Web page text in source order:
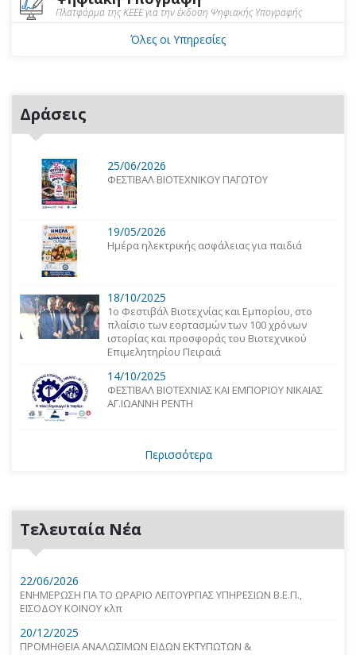
Πλατφόρμα της ΚΕΕΕ για την έκδοση Ψηφιακής Υπογραφής
Όλες οι Υπηρεσίες
Δράσεις
25/06/2026
ΦΕΣΤΙΒΑΛ ΒΙΟΤΕΧΝΙΚΟΥ ΠΑΓΩΤΟΥ
19/05/2026
Ημέρα ηλεκτρικής ασφάλειας για παιδιά
18/10/2025
1o Φεστιβάλ Βιοτεχνίας και Εμπορίου, στο
πλαίσιο των εορτασμών των 100 χρόνων
ιστορίας και προσφοράς του Βιοτεχνικού
Επιμελητηρίου Πειραιά
14/10/2025
ΦΕΣΤΙΒΑΛ ΒΙΟΤΕΧΝΙΑΣ ΚΑΙ ΕΜΠΟΡΙΟΥ ΝΙΚΑΙΑΣ
ΑΓ.ΙΩΑΝΝΗ ΡΕΝΤΗ
Περισσότερα
Τελευταία Νέα
22/06/2026
ΕΝΗΜΕΡΩΣΗ ΓΙΑ ΤΟ ΩΡΑΡΙΟ ΛΕΙΤΟΥΡΓΙΑΣ ΥΠΗΡΕΣΙΩΝ Β.Ε.Π.,
ΕΙΣΟΔΟΥ ΚΟΙΝΟΥ κλπ
20/12/2025
ΠΡΟΜΗΘΕΙΑ ΑΝΑΛΩΣΙΜΩΝ ΕΙΔΩΝ ΕΚΤΥΠΩΤΩΝ &